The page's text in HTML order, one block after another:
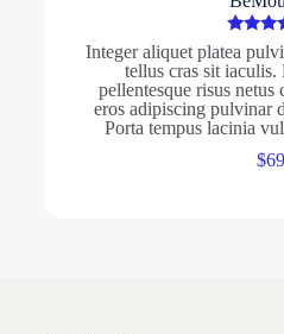
con
de
Integer aliquet platea
tellus cras sit
pellentesque risus netus
eros adipiscing pulvinar
Porta tempus lacinia
$69